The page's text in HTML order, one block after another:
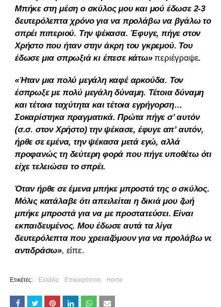
Μπήκε στη μέση ο σκύλος μου και μού έδωσε 2-3
δευτερόλεπτα χρόνο για να προλάβω να βγάλω το
σπρέι πιπεριού. Την ψέκασα. Έφυγε, πήγε στον
Χρήστο που ήταν στην άκρη του γκρεμού. Του
έδωσε μια σπρωξιά κι έπεσε κάτω»περιέγραψε.
«Ήταν μια πολύ μεγάλη καφέ αρκούδα. Τον
έσπρωξε με πολύ μεγάλη δύναμη. Τέτοια δύναμη
και τέτοια ταχύτητα και τέτοια εγρήγορση…
Σοκαρίστηκα πραγματικά. Πρώτα πήγε σ’ αυτόν
(σ.σ. στον Χρήστο) την ψέκασε, έφυγε απ’ αυτόν,
ήρθε σε εμένα, την ψέκασα μετά εγώ, αλλά
προφανώς τη δεύτερη φορά που πήγε υποθέτω ότι
είχε τελειώσει το σπρέι.
Όταν ήρθε σε έμενα μπήκε μπροστά της ο σκύλος.
Μόλις κατάλαβε ότι απειλείται η δικιά μου ζωή
μπήκε μπροστά για να με προστατεύσει. Είναι
εκπαιδευμένος. Μου έδωσε αυτά τα λίγα
δευτερόλεπτα που χρειαζόμουν για να προλάβω να
αντιδράσω», είπε.
Ετικέτες: Ελλάδα Επικαιρότητα Home